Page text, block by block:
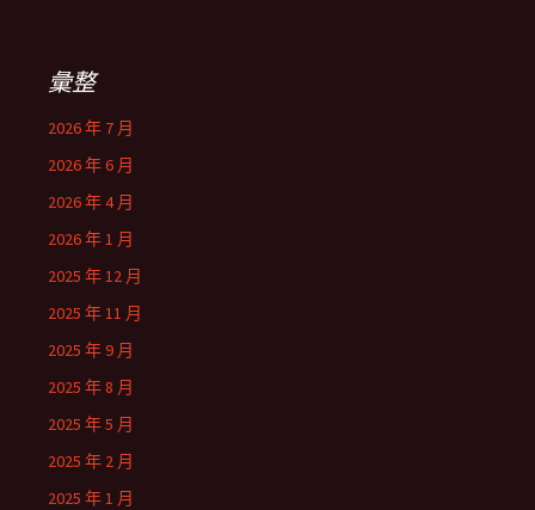
彙整
2026 年 7 月
2026 年 6 月
2026 年 4 月
2026 年 1 月
2025 年 12 月
2025 年 11 月
2025 年 9 月
2025 年 8 月
2025 年 5 月
2025 年 2 月
2025 年 1 月